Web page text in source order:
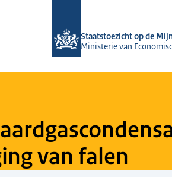
Staatstoezicht op de
Ministerie van
van falen